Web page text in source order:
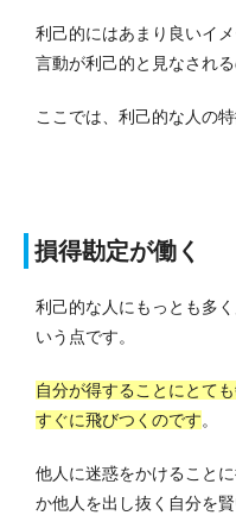
利己的にはあまり良いイ
言動が利己的と見なされる
ここでは、利己的な人の
損得勘定が働く
利己的な人にもっとも多
いう点です。
自分が得することにとて
すぐに飛びつくのです。
他人に迷惑をかけること
か他人を出し抜く自分を